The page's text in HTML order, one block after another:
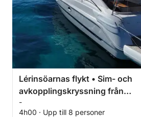
Lérinsöarnas flykt • Sim- och
avkopplingskryssning från
Cannes
-
4h00 · Upp till 8 personer